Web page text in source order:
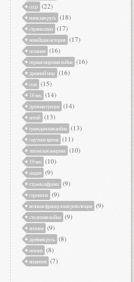
ссср (22)
киевская русь (18)
страны азии (17)
новейшая история (17)
испания (16)
первая мировая война (16)
древний мир (16)
сша (15)
18 век (14)
древняя греция (14)
китай (13)
гражданская война (13)
смутное время (11)
латинская америка (10)
19 век (10)
индия (9)
страны африки (9)
германия (9)
великая французская революция (9)
столетняя война (9)
япония (9)
древняя русь (8)
италия (8)
византия (7)